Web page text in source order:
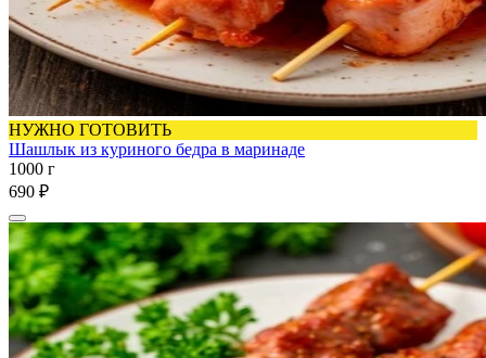
НУЖНО ГОТОВИТЬ
Шашлык из куриного бедра в маринаде
1000 г
690 ₽